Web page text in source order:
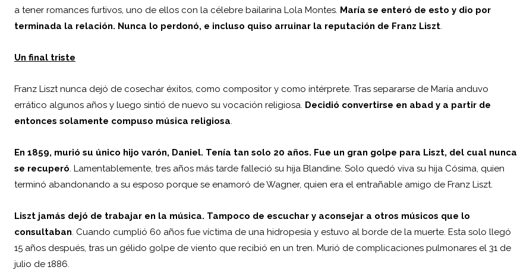
a tener romances furtivos, uno de ellos con la célebre bailarina Lola Montes. María se enteró de esto y dio por
terminada la relación. Nunca lo perdonó, e incluso quiso arruinar la reputación de Franz Liszt
Un final triste
Franz Liszt nunca dejó de cosechar éxitos, como compositor y como intérprete. Tras separarse de María anduvo
errático algunos años y luego sintió de nuevo su vocación religiosa. Decidió convertirse en abad y a partir de
entonces solamente compuso música religiosa
En 1859, murió su único hijo varón, Daniel. Tenía tan solo 20 años. Fue un gran golpe para Liszt, del cual nunca
se recuperó . Lamentablemente, tres años más tarde falleció su hija Blandine. Solo quedó viva su hija Cósima, quien
terminó abandonando a su esposo porque se enamoró de Wagner, quien era el entrañable amigo de Franz Liszt.
Liszt jamás dejó de trabajar en la música. Tampoco de escuchar y aconsejar a otros músicos que lo
consultaban . Cuando cumplió 60 años fue víctima de una hidropesía y estuvo al borde de la muerte. Esta solo llegó
15 años después, tras un gélido golpe de viento que recibió en un tren. Murió de complicaciones pulmonares el 31 de
julio de 1886.